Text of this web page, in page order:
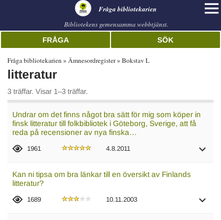
Fråga bibliotekarien
Bibliotekens gemensamma webbtjänst.
FRÅGA SÖK
Fråga bibliotekarien Ämnesordregister Bokstav L
litteratur
3 träffar. Visar 1–3 träffar.
Undrar om det finns något bra sätt för mig som köper in
finsk litteratur till folkbibliotek i Göteborg, Sverige, att få
reda på recensioner av nya finska…
1961 4.8.2011
Kan ni tipsa om bra länkar till en översikt av Finlands
litteratur?
1689 10.11.2003